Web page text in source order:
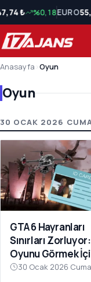
₺ %0,18EURO
Anasayfa Oyun
Oyun
Oyun Son
30 OCAK 2026
GTA 6 Hayranları
Sınırları Zorluyor:
Oyunu Görmek
Garip Yöntemler
30 Ocak 2026 Cuma